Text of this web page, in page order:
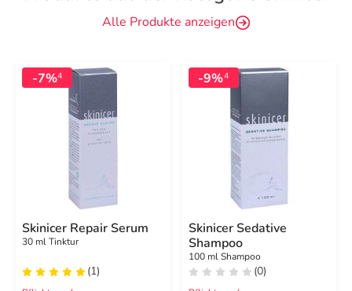
Alle Produkte anzeigen
-7%4
Skinicer Repair Serum
30 ml Tinktur
(1)
-9%4
Skinicer Sedative
Shampoo
100 ml Shampoo
(0)